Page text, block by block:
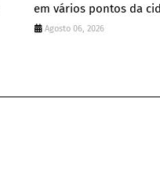
em vários pontos da
Agosto 06, 2026